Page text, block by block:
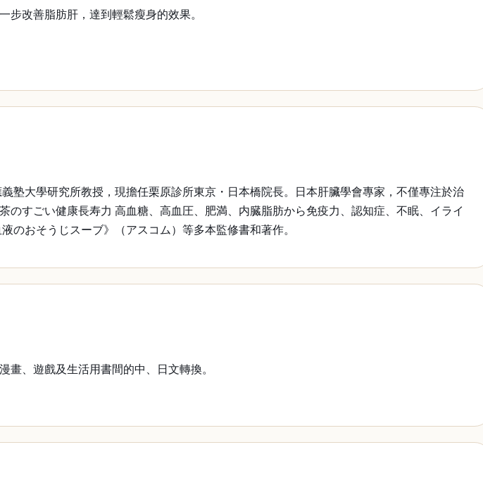
改善脂肪肝，達到輕鬆瘦身的效果。
塾大學研究所教授，現擔任栗原診所東京・日本橋院長。日本肝臟學會專家，不僅專注於治
すごい健康長寿力 高血糖、高血圧、肥満、内臓脂肪から免疫力、認知症、不眠、イライ
のおそうじスーブ》（アスコム）等多本監修書和著作。
、遊戲及生活用書間的中、日文轉換。